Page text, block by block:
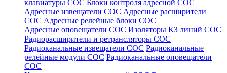
клавиатуры СОС Блоки контроля адресной СОС
Адресные извещатели СОС Адресные расширители
СОС Адресные релейные блоки СОС
Адресные оповещатели СОС Изоляторы КЗ линий СОС
Радиорасширители и ретрансляторы СОС
Радиоканальные извещатели СОС Радиоканальные
релейные модули СОС Радиоканальные оповещатели
СОС